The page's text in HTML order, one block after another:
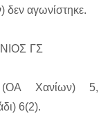
δεν αγωνίστηκε.
ΓΣ
Χανίων) 5,
6(2).